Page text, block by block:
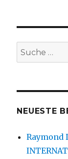
Suche
nach:
NEUESTE
Raymond